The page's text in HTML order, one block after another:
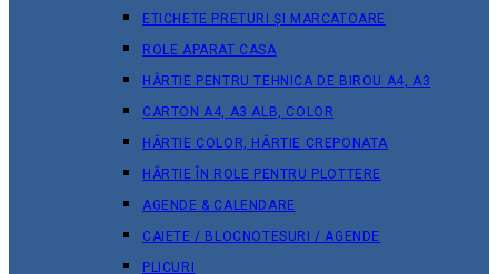
ETICHETE PRETURI ȘI MARCATOARE
ROLE APARAT CASA
HÂRTIE PENTRU TEHNICA DE BIROU A4, A3
CARTON A4, A3 ALB, COLOR
HÂRTIE COLOR, HÂRTIE CREPONATA
HÂRTIE ÎN ROLE PENTRU PLOTTERE
AGENDE & CALENDARE
CAIETE / BLOCNOTESURI / AGENDE
PLICURI